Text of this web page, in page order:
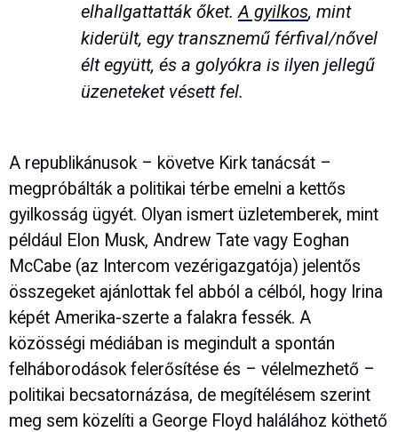
elhallgattatták őket.A gyilkos, mint
kiderült, egy transznemű férfival/nővel
élt együtt, és a golyókra is ilyen jellegű
üzeneteket vésett fel.
A republikánusok – követve Kirk tanácsát –
megpróbálták a politikai térbe emelni a kettős
gyilkosság ügyét. Olyan ismert üzletemberek, mint
például Elon Musk, Andrew Tate vagy Eoghan
McCabe (az Intercom vezérigazgatója) jelentős
összegeket ajánlottak fel abból a célból, hogy Irina
képét Amerika-szerte a falakra fessék. A
közösségi médiában is megindult a spontán
felháborodások felerősítése és – vélelmezhető –
politikai becsatornázása, de megítélésem szerint
meg sem közelíti a George Floyd halálához köthető